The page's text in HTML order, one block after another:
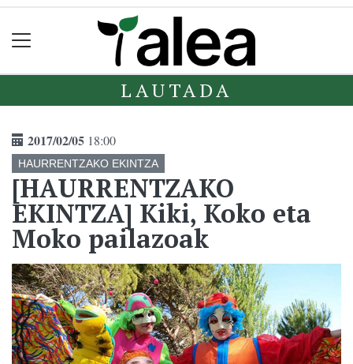
LAUTADA
2017/02/05 18:00
HAURRENTZAKO EKINTZA
[HAURRENTZAKO
EKINTZA] Kiki, Koko eta
Moko pailazoak